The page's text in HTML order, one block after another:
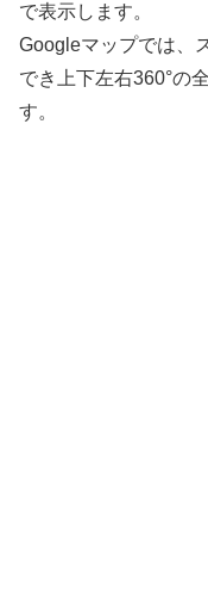
で表示します。
Googleマップでは、
でき上下左右360°の
す。